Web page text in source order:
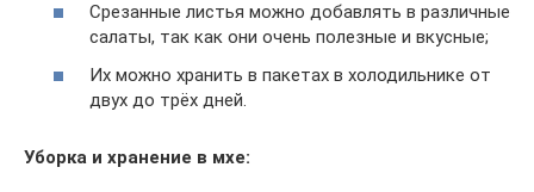
Срезанные листья можно добавлять в различные
салаты, так как они очень полезные и вкусные;
Их можно хранить в пакетах в холодильнике от
двух до трёх дней.
Уборка и хранение в мхе: